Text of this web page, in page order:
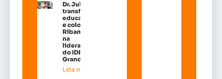
Dr. Julinho
transforma
educação
e coloca
Ribamar
na
liderança
do IDEB na
Grande Ilh
Leia mais »